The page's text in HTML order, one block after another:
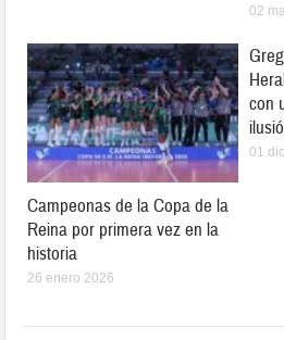
02
Campeonas de la Copa de la
Reina por primera vez en la
historia
26 enero 2026
con
01